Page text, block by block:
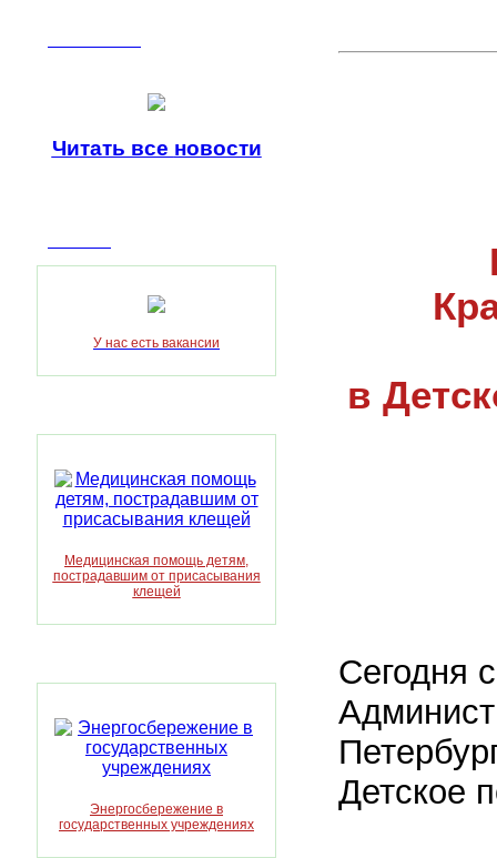
Читать все новости
У нас есть вакансии
Медицинская помощь детям,
пострадавшим от присасывания
клещей
Энергосбережение в
государственных учреждениях
в
Сегодня
Детское